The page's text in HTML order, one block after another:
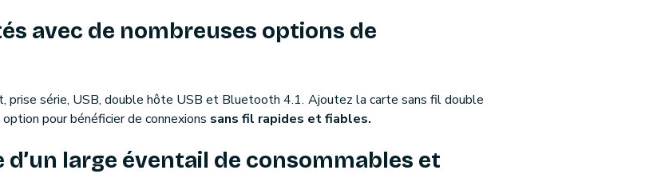
avec de nombreuses options de
prise série, USB, double hôte USB et Bluetooth 4.1. Ajoutez la carte sans fil double
pour bénéficier de connexions sans fil rapides et fiables.
d’un large éventail de consommables et